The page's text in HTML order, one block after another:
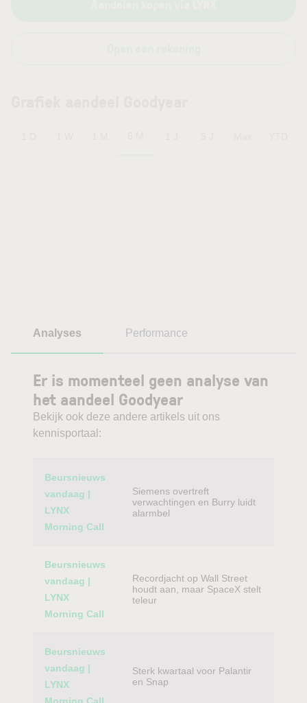
Analyses Performance
Er is momenteel geen analyse van
het aandeel Goodyear
Bekijk ook deze andere artikels uit ons
kennisportaal:
Category
Beursnieuws
vandaag |
LYNX
Morning Call
Siemens overtreft
verwachtingen en Burry luidt
alarmbel
Beursnieuws
vandaag |
LYNX
Morning Call
Recordjacht op Wall Street
houdt aan, maar SpaceX stelt
teleur
Beursnieuws
vandaag |
LYNX
Sterk kwartaal voor Palantir
en Snap